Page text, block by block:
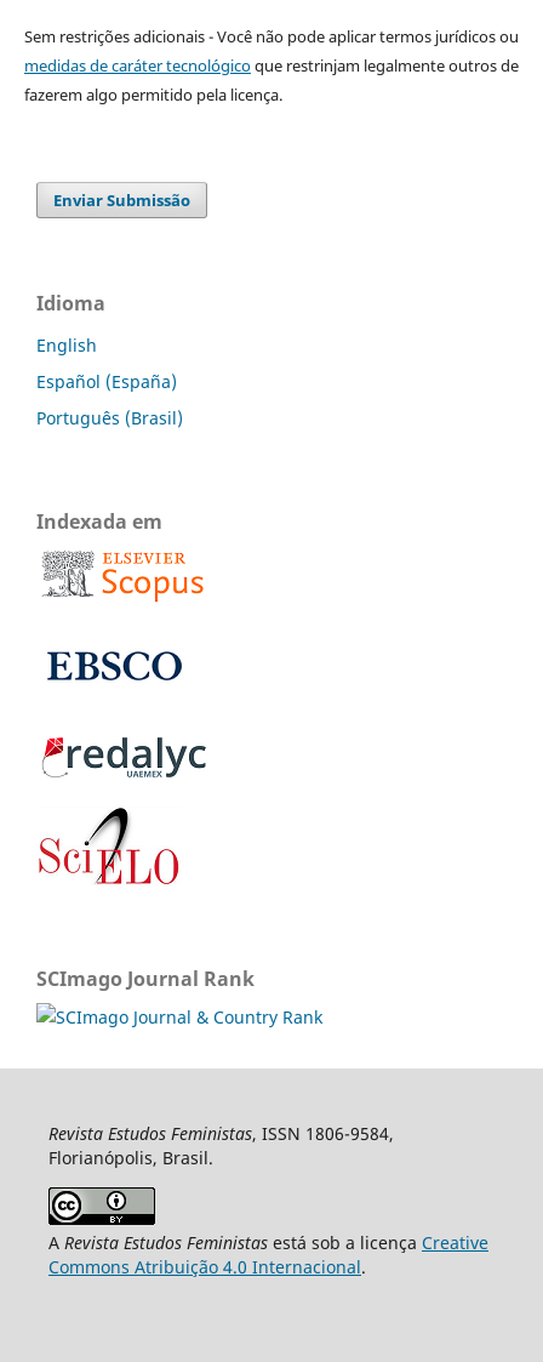
Sem restrições adicionais - Você não pode aplicar termos jurídicos ou
medidas de caráter tecnológicoque restrinjam legalmente outros de
fazerem algo permitido pela licença.
Enviar Submissão
Idioma
English
Español (España)
Português (Brasil)
Indexada em
SCImago Journal Rank
Revista Estudos Feministas, ISSN 1806-9584,
Florianópolis, Brasil.
A Revista Estudos Feministasestá sob a licença Creative
Commons Atribuição 4.0 Internacional.